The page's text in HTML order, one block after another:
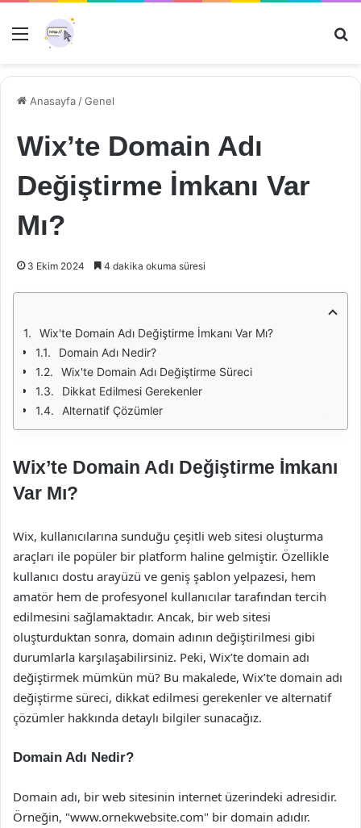
Menü
Anasayfa /Genel
Wix’te Domain Adı
Değiştirme İmkanı Var
Mı?
3 Ekim 2024 4 dakika okuma süresi
Wix'te Domain Adı Değiştirme İmkanı Var Mı?
Domain Adı Nedir?
Wix'te Domain Adı Değiştirme Süreci
Dikkat Edilmesi Gerekenler
Alternatif Çözümler
Wix’te Domain Adı Değiştirme İmkanı
Var Mı?
Wix, kullanıcılarına sunduğu çeşitli web sitesi oluşturma
araçları ile popüler bir platform haline gelmiştir. Özellikle
kullanıcı dostu arayüzü ve geniş şablon yelpazesi, hem
amatör hem de profesyonel kullanıcılar tarafından tercih
edilmesini sağlamaktadır. Ancak, bir web sitesi
oluşturduktan sonra, domain adının değiştirilmesi gibi
durumlarla karşılaşabilirsiniz. Peki, Wix’te domain adı
değiştirmek mümkün mü? Bu makalede, Wix’te domain adı
değiştirme süreci, dikkat edilmesi gerekenler ve alternatif
çözümler hakkında detaylı bilgiler sunacağız.
Domain Adı Nedir?
Domain adı, bir web sitesinin internet üzerindeki adresidir.
Örneğin, "www.ornekwebsite.com" bir domain adıdır.